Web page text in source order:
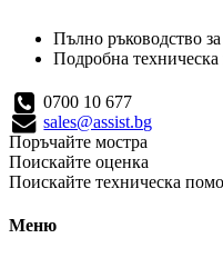
Пълно ръководство
Подробна
0700 10 677
sales@assist.bg
Поръчайте мостра
Поискайте оценка
Поискайте техническа
Меню